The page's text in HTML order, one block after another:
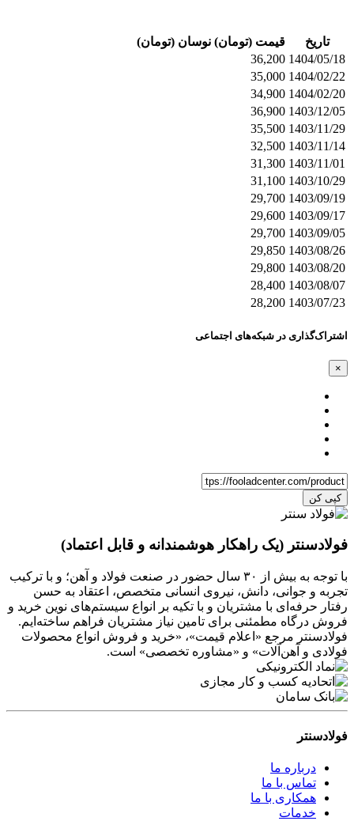
تاریخ قیمت (تومان) نوسان (تومان)
1404/05/18
36,200
1404/02/22
35,000
1404/02/20
34,900
1403/12/05
36,900
1403/11/29
35,500
1403/11/14
32,500
1403/11/01
31,300
1403/10/29
31,100
1403/09/19
29,700
1403/09/17
29,600
1403/09/05
29,700
1403/08/26
29,850
1403/08/20
29,800
1403/08/07
28,400
1403/07/23
28,200
اشتراک‌گذاری در شبکه‌های اجتماعی
×
کپی کن
فولادسنتر (یک راهکار هوشمندانه و قابل اعتماد)
با توجه به بیش از ۳۰ سال حضور در صنعت فولاد و آهن؛ و با ترکیب
تجربه و جوانی، دانش، نیروی انسانی متخصص، اعتقاد به حسن
رفتار حرفه‌ای با مشتریان و با تکیه بر انواع سیستم‌های نوین خرید و
فروش درگاه مطمئنی برای تامین نیاز مشتریان فراهم ساخته‌ایم.
فولادسنتر مرجع «اعلام قیمت»، «خرید و فروش انواع محصولات
فولادی و آهن‌آلات» و «مشاوره تخصصی» است.
فولادسنتر
درباره ما
تماس با ما
همکاری با ما
خدمات